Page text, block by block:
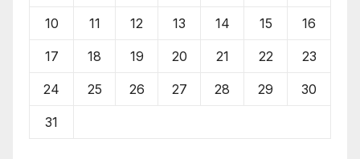
10 11 12 13 14 15 16
17 18 19 20 21 22 23
24 25 26 27 28 29 30
31